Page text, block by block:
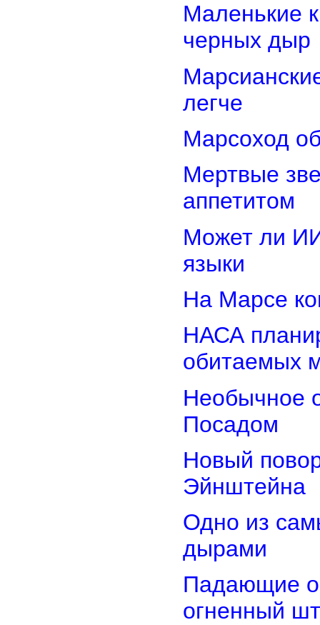
Маленькие
черных дыр
легче
Марсоход
Мертвые
аппетитом
Может ли
языки
На Марсе
НАСА
обитаемых
Необычное
Посадом
Новый
Эйнштейна
Одно из
дырами
Падающие
огненный